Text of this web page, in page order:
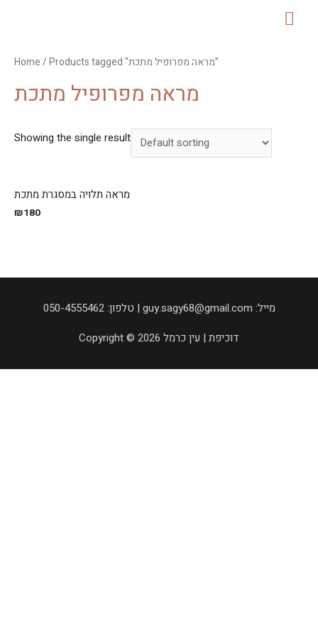
Home / Products tagged “מראה מפרופיל מתכת”
מראה מפרופיל מתכת
Showing the single result
מראה תלויה במסגרת מתכת
₪180
050-4555462 :טלפון | guy.sagy68@gmail.com :מייל
Copyright © 2026 דוכיפת | עין כרמל